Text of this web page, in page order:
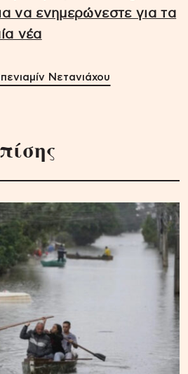
να ενημερώνεστε για τα
νέα
Νετανιάχου